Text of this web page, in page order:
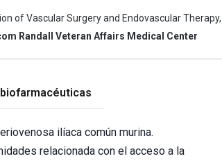
of Vascular Surgery and Endovascular Therapy,
Randall Veteran Affairs Medical Center
ilíaca común murina.
relacionada con el acceso a la